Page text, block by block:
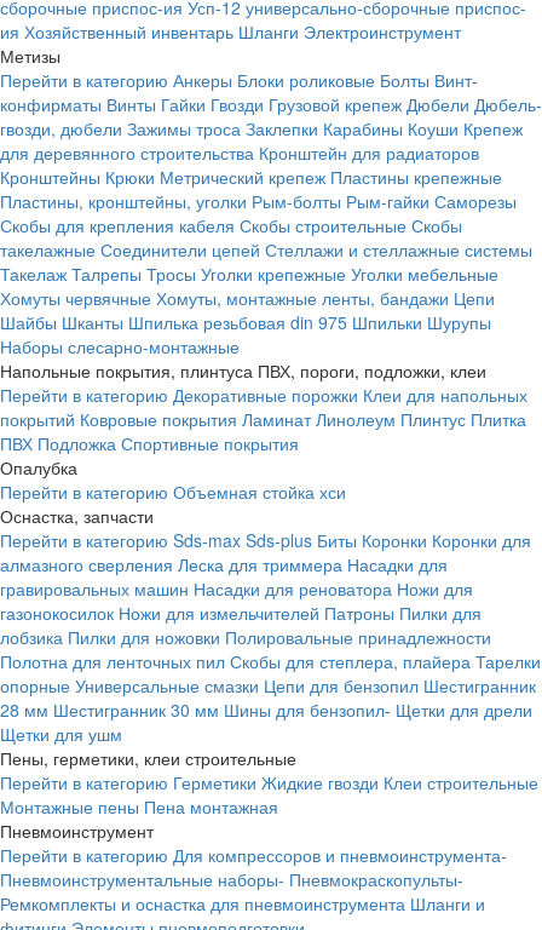
сборочные приспос-ия Усп-12 универсально-сборочные приспос-
ия Хозяйственный инвентарь Шланги Электроинструмент
Метизы
Перейти в категорию Анкеры Блоки роликовые Болты Винт-
конфирматы Винты Гайки Гвозди Грузовой крепеж Дюбели Дюбель-
гвозди, дюбели Зажимы троса Заклепки Карабины Коуши Крепеж
для деревянного строительства Кронштейн для радиаторов
Кронштейны Крюки Метрический крепеж Пластины крепежные
Пластины, кронштейны, уголки Рым-болты Рым-гайки Саморезы
Скобы для крепления кабеля Скобы строительные Скобы
такелажные Соединители цепей Стеллажи и стеллажные системы
Такелаж Талрепы Тросы Уголки крепежные Уголки мебельные
Хомуты червячные Хомуты, монтажные ленты, бандажи Цепи
Шайбы Шканты Шпилька резьбовая din 975 Шпильки Шурупы
Наборы слесарно-монтажные
Напольные покрытия, плинтуса ПВХ, пороги, подложки, клеи
Перейти в категорию Декоративные порожки Клеи для напольных
покрытий Ковровые покрытия Ламинат Линолеум Плинтус Плитка
ПВХ Подложка Спортивные покрытия
Опалубка
Перейти в категорию Объемная стойка хси
Оснастка, запчасти
Перейти в категорию Sds-max Sds-plus Биты Коронки Коронки для
алмазного сверления Леска для триммера Насадки для
гравировальных машин Насадки для реноватора Ножи для
газонокосилок Ножи для измельчителей Патроны Пилки для
лобзика Пилки для ножовки Полировальные принадлежности
Полотна для ленточных пил Скобы для степлера, плайера Тарелки
опорные Универсальные смазки Цепи для бензопил Шестигранник
28 мм Шестигранник 30 мм Шины для бензопил- Щетки для дрели
Щетки для ушм
Пены, герметики, клеи строительные
Перейти в категорию Герметики Жидкие гвозди Клеи строительные
Монтажные пены Пена монтажная
Пневмоинструмент
Перейти в категорию Для компрессоров и пневмоинструмента-
Пневмоинструментальные наборы- Пневмокраскопульты-
Ремкомплекты и оснастка для пневмоинструмента Шланги и